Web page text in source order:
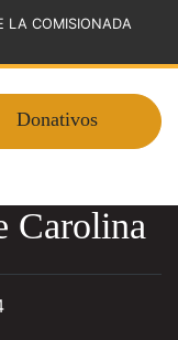
LA COMISIONADA
Donativos
Carolina